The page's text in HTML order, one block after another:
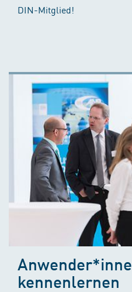
DIN-Mitglied!
kennenlernen